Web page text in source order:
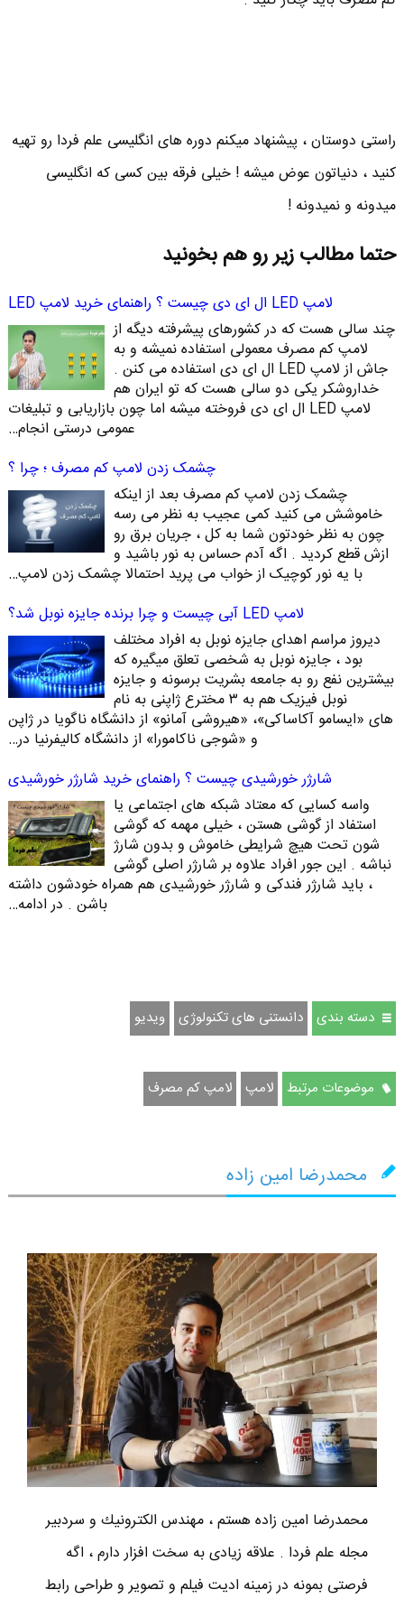
راستی دوستان ، پیشنهاد میکنم دوره های انگلیسی علم فردا رو تهیه
کنید ، دنیاتون عوض میشه ! خیلی فرقه بین کسی که انگلیسی
میدونه و نمیدونه !
حتما مطالب زیر رو هم بخونید
لامپ LED ال ای دی چیست ؟ راهنمای خرید لامپ LED
چند سالی هست که در کشورهای پیشرفته دیگه از
لامپ کم مصرف معمولی استفاده نمیشه و به
جاش از لامپ LED ال ای دی استفاده می کنن .
خداروشکر یکی دو سالی هست که تو ایران هم
لامپ LED ال ای دی فروخته میشه اما چون بازاریابی و تبلیغات
عمومی درستی انجام…
چشمک زدن لامپ کم مصرف ؛ چرا ؟
چشمک زدن لامپ کم مصرف بعد از اینکه
خاموشش می کنید کمی عجیب به نظر می رسه
چون به نظر خودتون شما به کل ، جریان برق رو
ازش قطع کردید . اگه آدم حساس به نور باشید و
با یه نور کوچیک از خواب می پرید احتمالا چشمک زدن لامپ…
لامپ LED آبی چیست و چرا برنده جایزه نوبل شد؟
دیروز مراسم اهدای جایزه نوبل به افراد مختلف
بود ، جایزه نوبل به شخصی تعلق میگیره که
بیشترین نفع رو به جامعه بشریت برسونه و جایزه
نوبل فیزیک هم به ۳ مخترع ژاپنی به نام
های «ایسامو آکاساکی»، «هیروشی آمانو» از دانشگاه ناگویا در ژاپن
و «شوجی ناکامورا» از دانشگاه کالیفرنیا در…
شارژر خورشیدی چیست ؟ راهنمای خرید شارژر خورشیدی
واسه کسایی که معتاد شبکه های اجتماعی یا
استفاد از گوشی هستن ، خیلی مهمه که گوشی
شون تحت هیچ شرایطی خاموش و بدون شارژ
نباشه . این جور افراد علاوه بر شارژر اصلی گوشی
، باید شارژر فندکی و شارژر خورشیدی هم همراه خودشون داشته
باشن . در ادامه…
دسته بندی دانستنی های تکنولوژی ویدیو
موضوعات مرتبط لامپ لامپ کم مصرف
محمدرضا امین زاده
محمدرضا امين زاده هستم ، مهندس الكترونيك و سردبير
مجله علم فردا . علاقه زیادی به سخت افزار دارم ، اگه
فرصتی بمونه در زمینه ادیت فیلم و تصویر و طراحی رابط